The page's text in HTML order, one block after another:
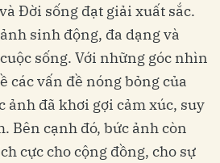
Đời sống đạt giải xuất sắc.
sinh động, đa dạng và
sống. Với những góc nhìn
các vấn đề nóng bỏng của
ảnh đã khơi gợi cảm xúc, suy
Bên cạnh đó, bức ảnh còn
cực cho cộng đồng, cho sự